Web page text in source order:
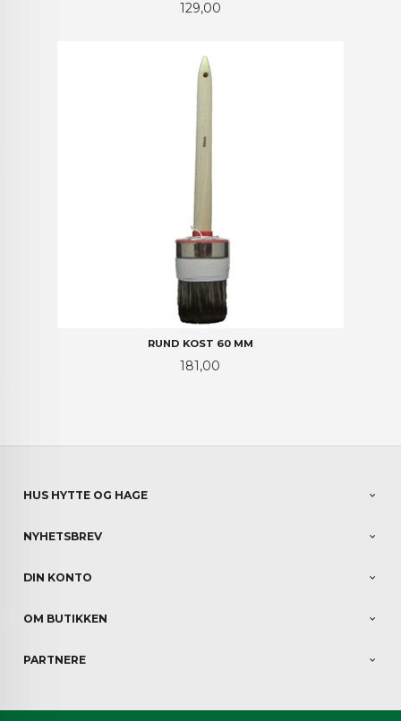
Pris
129,00
RUND KOST 60 MM
Pris
181,00
HUS HYTTE OG HAGE
NYHETSBREV
DIN KONTO
OM BUTIKKEN
PARTNERE